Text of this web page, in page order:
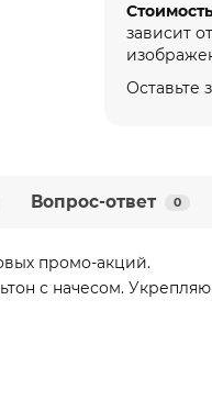
зависит
Оставьте
Вопрос-ответ 0
промо-акций.
с начесом.